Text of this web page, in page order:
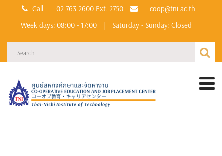
Call : 02 763 2600 Ext. 2750
coop@tni.ac.th
Week days: 08:00 - 17:00
| Saturday - Sunday: Closed